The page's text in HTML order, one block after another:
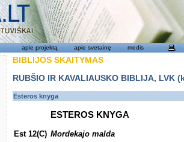
apie projektą apie svetainę medis
BIBLIJOS SKAITYMAS
RUBŠIO IR KAVALIAUSKO BIBLIJA,
Esteros knyga
ESTEROS KNYGA
Est 12(C) Mordekajo malda